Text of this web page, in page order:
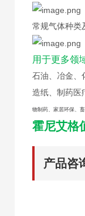
常规气体种类
用于更多领
石油、冶金、
造纸、制药医
物制药、家居环保、
霍尼艾格
产品咨